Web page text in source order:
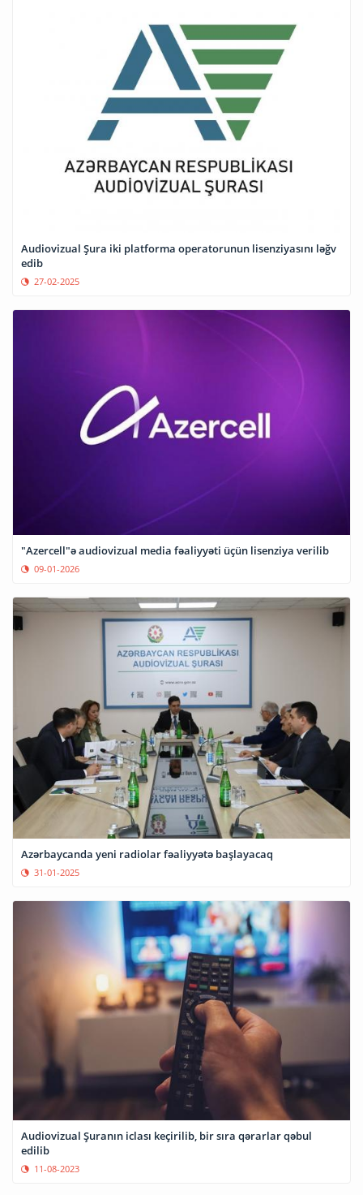
Audiovizual Şura iki platforma operatorunun lisenziyasını ləğv
edib
27-02-2025
"Azercell"ə audiovizual media fəaliyyəti üçün lisenziya verilib
09-01-2026
Azərbaycanda yeni radiolar fəaliyyətə başlayacaq
31-01-2025
Audiovizual Şuranın iclası keçirilib, bir sıra qərarlar qəbul
edilib
11-08-2023